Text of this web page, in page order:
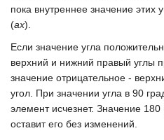
пока внутреннее значение этих
(ах).
Если значение угла
верхний и нижний правый углы
значение отрицательное -
угол. При значении угла в 90
элемент исчезнет. Значение 180
оставит его без изменений.